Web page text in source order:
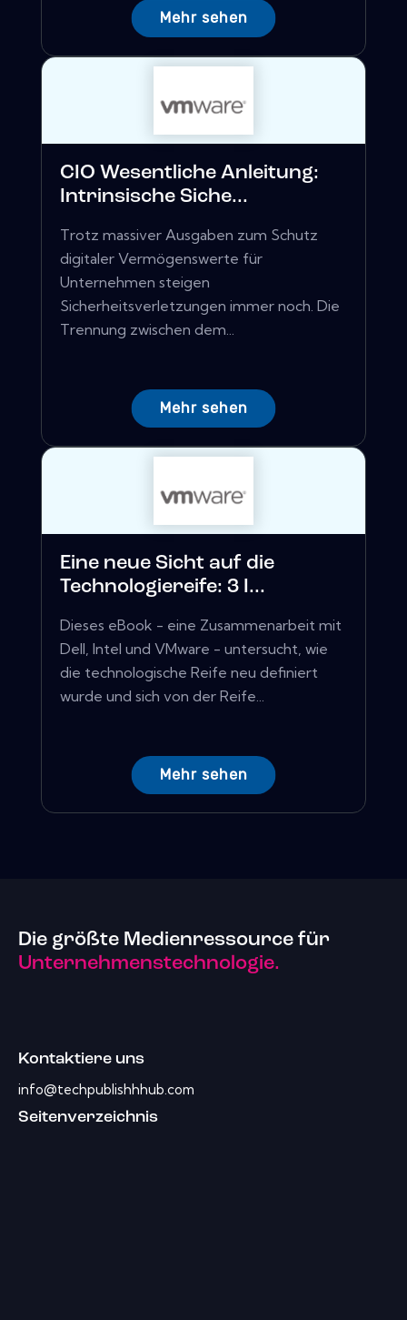
Mehr sehen
CIO Wesentliche Anleitung:
Intrinsische Siche...
Trotz massiver Ausgaben zum Schutz
digitaler Vermögenswerte für
Unternehmen steigen
Sicherheitsverletzungen immer noch. Die
Trennung zwischen dem...
Mehr sehen
Eine neue Sicht auf die
Technologiereife: 3 I...
Dieses eBook - eine Zusammenarbeit mit
Dell, Intel und VMware - untersucht, wie
die technologische Reife neu definiert
wurde und sich von der Reife...
Mehr sehen
Die größte Medienressource für
Unternehmenstechnologie.
Kontaktiere uns
info@techpublishhhub.com
Seitenverzeichnis